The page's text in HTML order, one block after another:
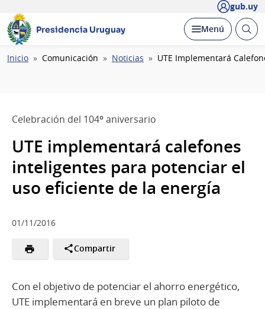
gub.uy
Presidencia Uruguay Desplegar
Menú Abrir
Ruta
Inicio Comunicación Noticias UTE Implementará
Celebración del 104º aniversario
UTE implementará calefones
inteligentes para potenciar el
uso eficiente de la energía
01/11/2016
Compartir
Con el objetivo de potenciar el ahorro energético,
UTE implementará en breve un plan piloto de